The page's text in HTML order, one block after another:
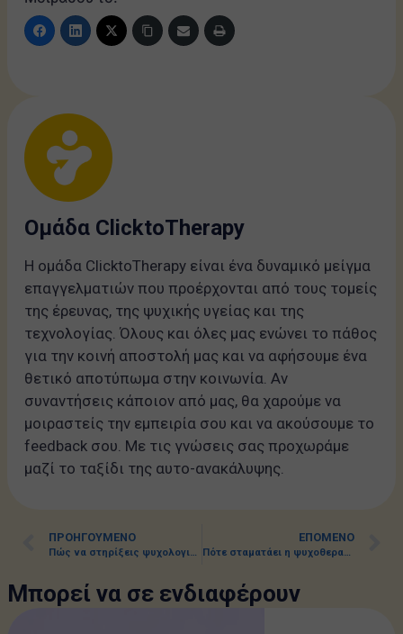
Ομάδα ClicktoTherapy
Η ομάδα ClicktoTherapy είναι ένα δυναμικό μείγμα
επαγγελματιών που προέρχονται από τους τομείς
της έρευνας, της ψυχικής υγείας και της
τεχνολογίας. Όλους και όλες μας ενώνει το πάθος
για την κοινή αποστολή μας και να αφήσουμε ένα
θετικό αποτύπωμα στην κοινωνία. Αν
συναντήσεις κάποιον από μας, θα χαρούμε να
μοιραστείς την εμπειρία σου και να ακούσουμε το
feedback σου. Με τις γνώσεις σας προχωράμε
μαζί το ταξίδι της αυτο-ανακάλυψης.
ΠΡΟΗΓΟΎΜΕΝΟ
Πώς να στηρίξεις ψυχολογικά κάποιον που αντιμετωπίζει θέματα ψυχικής υγείας;
ΕΠΌΜΕΝΟ
Πότε σταματάει η ψυχοθεραπευτική διαδικασία;
Μπορεί να σε ενδιαφέρουν